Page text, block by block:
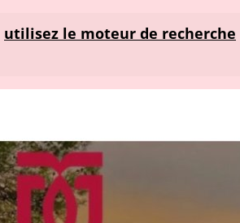
utilisez le moteur de recherche